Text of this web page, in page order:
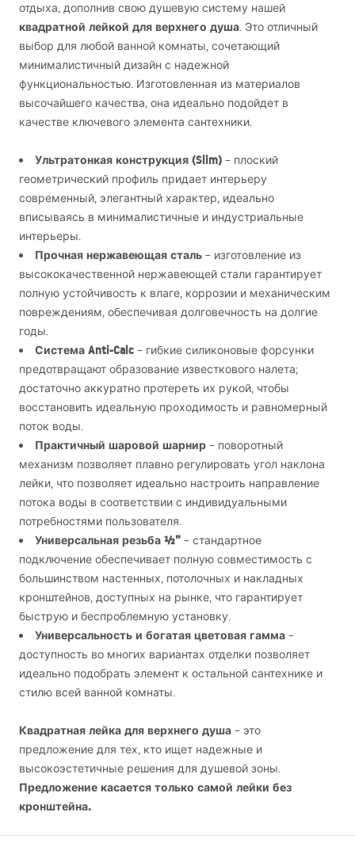
отдыха, дополнив свою душевую систему нашей
квадратной лейкой для верхнего душа. Это отличный
выбор для любой ванной комнаты, сочетающий
минималистичный дизайн с надежной
функциональностью. Изготовленная из материалов
высочайшего качества, она идеально подойдет в
качестве ключевого элемента сантехники.
Ультратонкая конструкция (Slim) – плоский
геометрический профиль придает интерьеру
современный, элегантный характер, идеально
вписываясь в минималистичные и индустриальные
интерьеры.
Прочная нержавеющая сталь – изготовление из
высококачественной нержавеющей стали гарантирует
полную устойчивость к влаге, коррозии и механическим
повреждениям, обеспечивая долговечность на долгие
годы.
Система Anti-Calc – гибкие силиконовые форсунки
предотвращают образование известкового налета;
достаточно аккуратно протереть их рукой, чтобы
восстановить идеальную проходимость и равномерный
поток воды.
Практичный шаровой шарнир – поворотный
механизм позволяет плавно регулировать угол наклона
лейки, что позволяет идеально настроить направление
потока воды в соответствии с индивидуальными
потребностями пользователя.
Универсальная резьба ½” – стандартное
подключение обеспечивает полную совместимость с
большинством настенных, потолочных и накладных
кронштейнов, доступных на рынке, что гарантирует
быструю и беспроблемную установку.
Универсальность и богатая цветовая гамма –
доступность во многих вариантах отделки позволяет
идеально подобрать элемент к остальной сантехнике и
стилю всей ванной комнаты.
Квадратная лейка для верхнего душа – это
предложение для тех, кто ищет надежные и
высокоэстетичные решения для душевой зоны.
Предложение касается только самой лейки без
кронштейна.